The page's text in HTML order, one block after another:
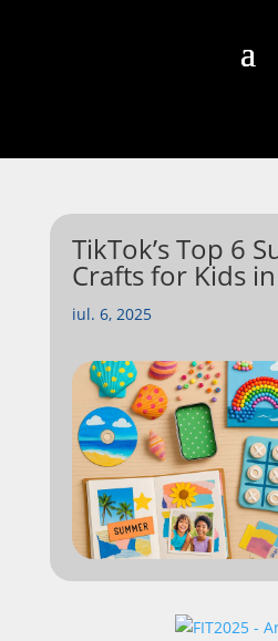
TikTok’s Top 6
Crafts for Kids
iul. 6, 2025